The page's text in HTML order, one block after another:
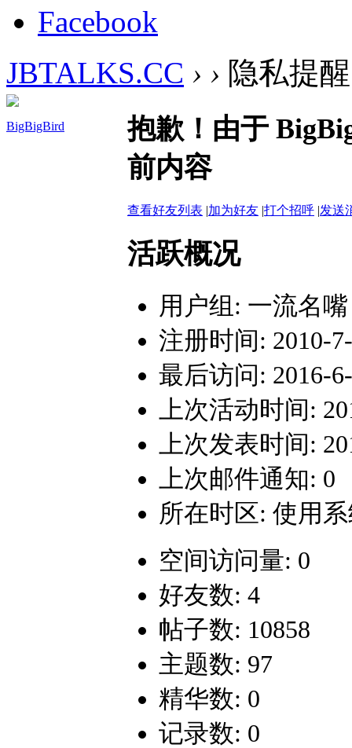
Facebook
JBTALKS.CC › › 隐私提醒
BigBigBird
抱歉！由于
前内容
查看好友列表 |加为好友 |打个招呼 |发送
活跃概况
用户组: 一流名嘴
注册时间: 2010-
最后访问: 2016-
上次活动时间:
上次发表时间:
上次邮件通知: 0
所在时区: 使用
空间访问量: 0
好友数: 4
帖子数: 10858
主题数: 97
精华数: 0
记录数: 0